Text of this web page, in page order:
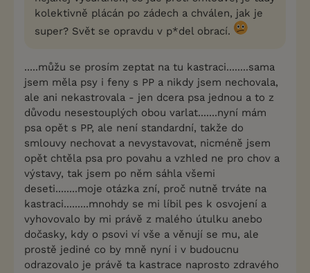
kolektivně plácán po zádech a chválen, jak je
super? Svět se opravdu v p*del obrací.
.....můžu se prosím zeptat na tu kastraci........sama
jsem měla psy i feny s PP a nikdy jsem nechovala,
ale ani nekastrovala - jen dcera psa jednou a to z
důvodu nesestouplých obou varlat.......nyní mám
psa opět s PP, ale není standardní, takže do
smlouvy nechovat a nevystavovat, nicméně jsem
opět chtěla psa pro povahu a vzhled ne pro chov a
výstavy, tak jsem po něm sáhla všemi
deseti........moje otázka zní, proč nutně trváte na
kastraci.........mnohdy se mi líbil pes k osvojení a
vyhovovalo by mi právě z malého útulku anebo
dočasky, kdy o psovi ví vše a věnují se mu, ale
prostě jediné co by mně nyní i v budoucnu
odrazovalo je právě ta kastrace naprosto zdravého